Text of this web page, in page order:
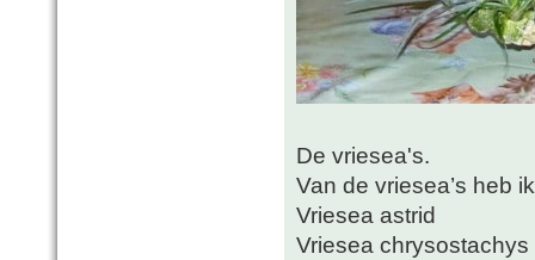
De vriesea's.
Van de vriesea’s heb
Vriesea astrid
Vriesea chrysostachys